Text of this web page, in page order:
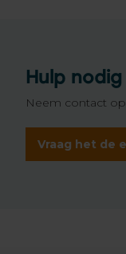
Hulp
Neem contact
Vraag het de